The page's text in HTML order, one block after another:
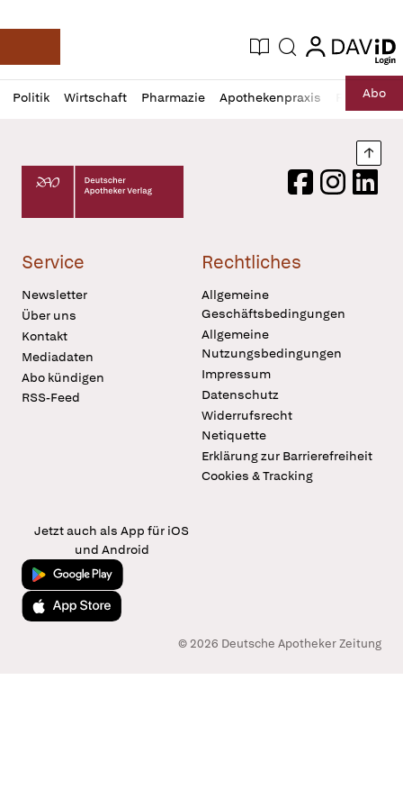
Deutsche Apotheker Zeitung
Aktuelle Ausgabe
Suche login
login
Politik Wirtschaft Pharmazie Apothekenpraxis RechtAbo
Profil
öffnen
Daz
Pur
Deutscher Apotheker Verlag Logo
FacebookInstagram
Service
Newsletter
Über uns
Kontakt
Mediadaten
Abo kündigen
RSS-Feed
Rechtliches
Allgemeine
Geschäftsbedingungen
Allgemeine
Nutzungsbedingungen
Impressum
Datenschutz
Widerrufsrecht
Netiquette
Erklärung zur Barrierefreiheit
Cookies & Tracking
Jetzt auch als App für iOS
und Android
Jetzt bei Google Play
Laden im App Store
© 2026 Deutsche Apotheker Zeitung